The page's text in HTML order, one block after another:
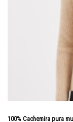
100% Cachemira pura